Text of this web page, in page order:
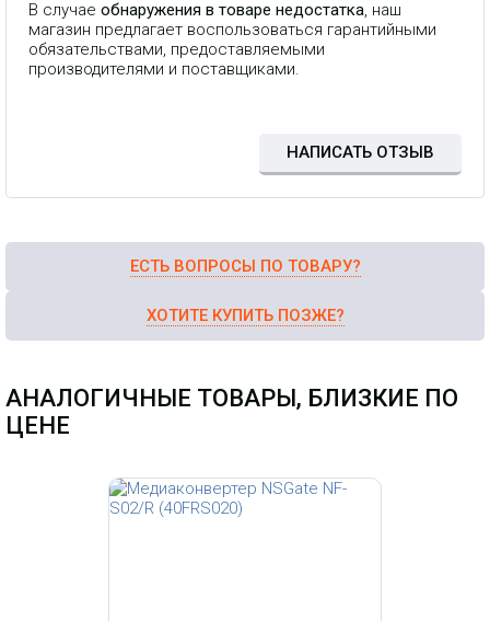
В случае обнаружения в товаре недостатка , наш
магазин предлагает воспользоваться гарантийными
обязательствами, предоставляемыми
производителями и поставщиками.
НАПИСАТЬ ОТЗЫВ
ЕСТЬ ВОПРОСЫ ПО ТОВАРУ?
ХОТИТЕ КУПИТЬ ПОЗЖЕ?
АНАЛОГИЧНЫЕ ТОВАРЫ, БЛИЗКИЕ ПО
ЦЕНЕ